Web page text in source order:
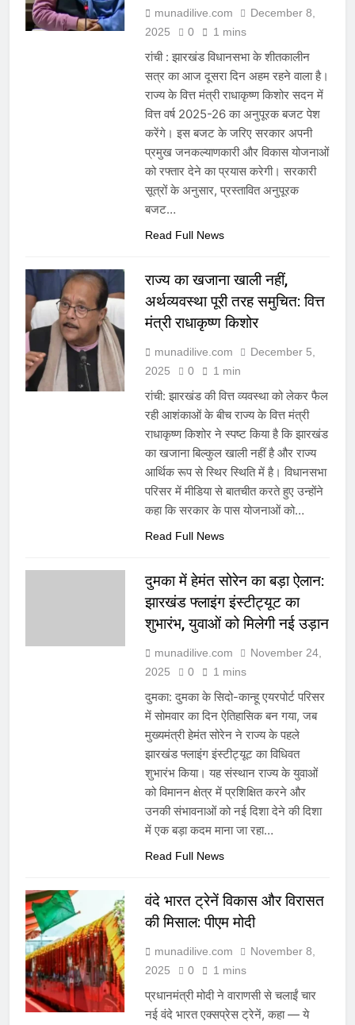
munadilive.com
December 8,
2025
0 1 mins
रांची : झारखंड विधानसभा के शीतकालीन
सत्र का आज दूसरा दिन अहम रहने वाला है।
राज्य के वित्त मंत्री राधाकृष्ण किशोर सदन में
वित्त वर्ष 2025-26 का अनुपूरक बजट पेश
करेंगे। इस बजट के जरिए सरकार अपनी
प्रमुख जनकल्याणकारी और विकास योजनाओं
को रफ्तार देने का प्रयास करेगी। सरकारी
सूत्रों के अनुसार, प्रस्तावित अनुपूरक
बजट…
Read Full News
राज्य का खजाना खाली नहीं,
अर्थव्यवस्था पूरी तरह समुचित: वित्त
मंत्री राधाकृष्ण किशोर
munadilive.com
December 5,
2025
0 1 min
रांची: झारखंड की वित्त व्यवस्था को लेकर फैल
रही आशंकाओं के बीच राज्य के वित्त मंत्री
राधाकृष्ण किशोर ने स्पष्ट किया है कि झारखंड
का खजाना बिल्कुल खाली नहीं है और राज्य
आर्थिक रूप से स्थिर स्थिति में है। विधानसभा
परिसर में मीडिया से बातचीत करते हुए उन्होंने
कहा कि सरकार के पास योजनाओं को…
Read Full News
दुमका में हेमंत सोरेन का बड़ा ऐलान:
झारखंड फ्लाइंग इंस्टीट्यूट का
शुभारंभ, युवाओं को मिलेगी नई उड़ान
munadilive.com
November 24,
2025
0 1 mins
दुमका: दुमका के सिदो-कान्हू एयरपोर्ट परिसर
में सोमवार का दिन ऐतिहासिक बन गया, जब
मुख्यमंत्री हेमंत सोरेन ने राज्य के पहले
झारखंड फ्लाइंग इंस्टीट्यूट का विधिवत
शुभारंभ किया। यह संस्थान राज्य के युवाओं
को विमानन क्षेत्र में प्रशिक्षित करने और
उनकी संभावनाओं को नई दिशा देने की दिशा
में एक बड़ा कदम माना जा रहा…
Read Full News
वंदे भारत ट्रेनें विकास और विरासत
की मिसाल: पीएम मोदी
munadilive.com
November 8,
2025
0 1 mins
प्रधानमंत्री मोदी ने वाराणसी से चलाईं चार
नई वंदे भारत एक्सप्रेस ट्रेनें, कहा — ये